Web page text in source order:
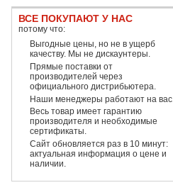
ВСЕ ПОКУПАЮТ У НАС
потому что:
Выгодные цены, но не в ущерб
качеству. Мы не дискаунтеры.
Прямые поставки от
производителей через
официального дистрибьютера.
Наши менеджеры работают на вас.
Весь товар имеет гарантию
производителя и необходимые
сертификаты.
Сайт обновляется раз в 10 минут:
актуальная информация о цене и
наличии.